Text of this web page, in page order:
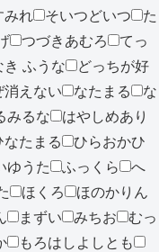
みれ そいつどいつ
た
つづきあむろ
てっ
き ふうな
どっちが好
消えない なたまる
な
みるな
はやしめあり
なたまる
ひらおかひ
ゆうた ふっくら
へ
ほくろ
ほのかりん
まずい みちお
むっ
もろはしよしとも